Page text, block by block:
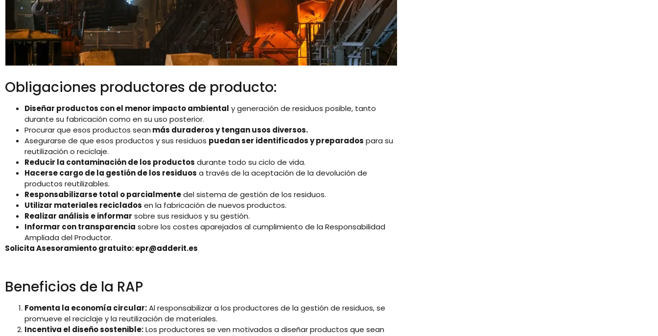
Obligaciones productores de producto:
Diseñar productos con el menor impacto ambiental y generación de residuos posible, tanto
durante su fabricación como en su uso posterior.
Procurar que esos productos sean más duraderos y tengan usos diversos.
Asegurarse de que esos productos y sus residuos puedan ser identificados y preparados para su
reutilización o reciclaje.
Reducir la contaminación de los productos durante todo su ciclo de vida.
Hacerse cargo de la gestión de los residuos a través de la aceptación de la devolución de
productos reutilizables.
Responsabilizarse total o parcialmentedel sistema de gestión de los residuos.
Utilizar materiales reciclados en la fabricación de nuevos productos.
Realizar análisis e informar sobre sus residuos y su gestión.
Informar con transparencia sobre los costes aparejados al cumplimiento de la Responsabilidad
Ampliada del Productor.
Solicita Asesoramiento gratuito: epr@adderit.es
Beneficios de la RAP
Fomenta la economía circular:Al responsabilizar a los productores de la gestión de residuos, se
promueve el reciclaje y la reutilización de materiales.
Incentiva el diseño sostenible:Los productores se ven motivados a diseñar productos que sean